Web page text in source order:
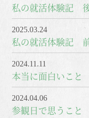
私の就活体験記
2025.03.24
私の就活体験記
2024.11.11
本当に面白いこと
2024.04.06
参観日で思うこと